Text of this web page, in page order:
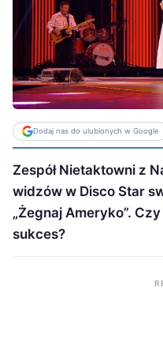
Dodaj nas do ulubionych w Google
Zespół Nietaktowni z
widzów w Disco Star
„Żegnaj Ameryko”.
sukces?